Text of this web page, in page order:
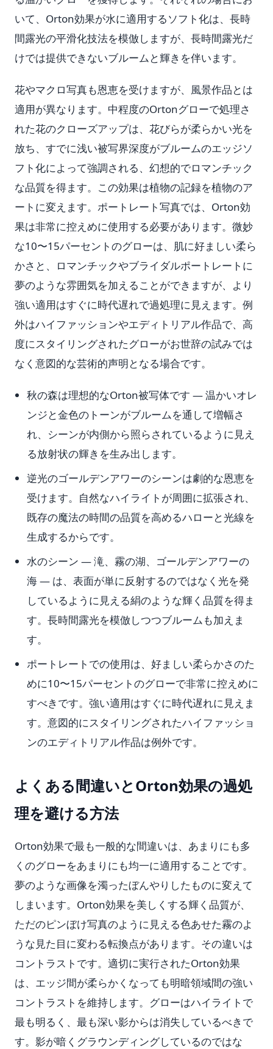
いて、Orton効果が水に適用するソフト化は、長時
間露光の平滑化技法を模倣しますが、長時間露光だ
けでは提供できないブルームと輝きを伴います。
花やマクロ写真も恩恵を受けますが、風景作品とは
適用が異なります。中程度のOrtonグローで処理さ
れた花のクローズアップは、花びらが柔らかい光を
放ち、すでに浅い被写界深度がブルームのエッジソ
フト化によって強調される、幻想的でロマンチック
な品質を得ます。この効果は植物の記録を植物のア
ートに変えます。ポートレート写真では、Orton効
果は非常に控えめに使用する必要があります。微妙
な10〜15パーセントのグローは、肌に好ましい柔ら
かさと、ロマンチックやブライダルポートレートに
夢のような雰囲気を加えることができますが、より
強い適用はすぐに時代遅れで過処理に見えます。例
外はハイファッションやエディトリアル作品で、高
度にスタイリングされたグローがお世辞の試みでは
なく意図的な芸術的声明となる場合です。
秋の森は理想的なOrton被写体です — 温かいオレ
ンジと金色のトーンがブルームを通して増幅さ
れ、シーンが内側から照らされているように見え
る放射状の輝きを生み出します。
逆光のゴールデンアワーのシーンは劇的な恩恵を
受けます。自然なハイライトが周囲に拡張され、
既存の魔法の時間の品質を高めるハローと光線を
生成するからです。
水のシーン — 滝、霧の湖、ゴールデンアワーの
海 — は、表面が単に反射するのではなく光を発
しているように見える絹のような輝く品質を得ま
す。長時間露光を模倣しつつブルームも加えま
す。
ポートレートでの使用は、好ましい柔らかさのた
めに10〜15パーセントのグローで非常に控えめに
すべきです。強い適用はすぐに時代遅れに見えま
す。意図的にスタイリングされたハイファッショ
ンのエディトリアル作品は例外です。
よくある間違いとOrton効果の過処
理を避ける方法
Orton効果で最も一般的な間違いは、あまりにも多
くのグローをあまりにも均一に適用することです。
夢のような画像を濁ったぼんやりしたものに変えて
しまいます。Orton効果を美しくする輝く品質が、
ただのピンぼけ写真のように見える色あせた霧のよ
うな見た目に変わる転換点があります。その違いは
コントラストです。適切に実行されたOrton効果
は、エッジ間が柔らかくなっても明暗領域間の強い
コントラストを維持します。グローはハイライトで
最も明るく、最も深い影からは消失しているべきで
す。影が暗くグラウンディングしているのではな